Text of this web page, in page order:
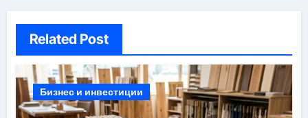
Related Post
Бизнес и инвестиции